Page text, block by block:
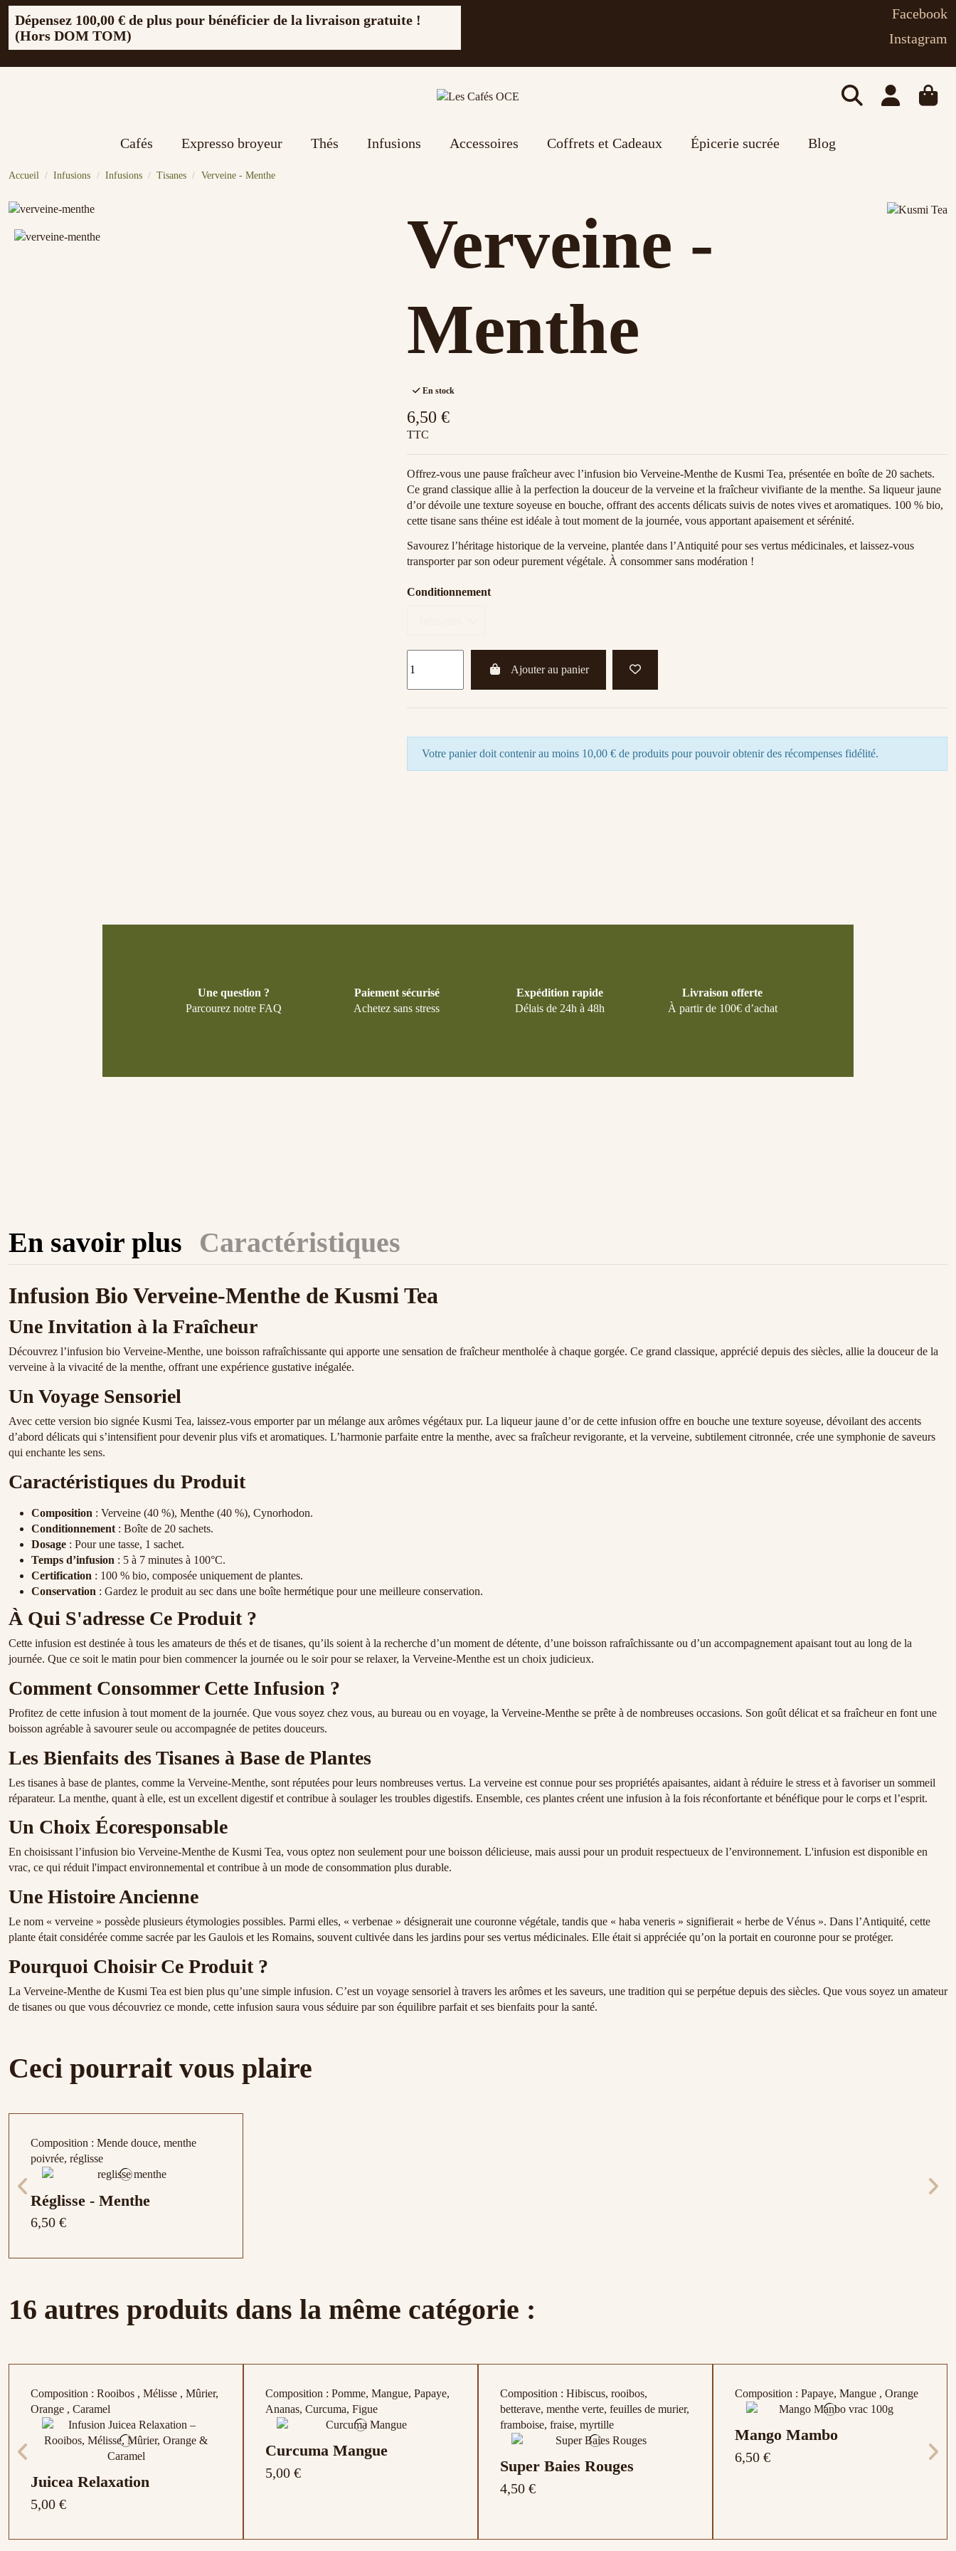
Dépensez 100,00 € de plus pour bénéficier de la livraison gratuite !
(Hors DOM TOM)
Facebook
Instagram
Cafés Expresso broyeur Thés Infusions Accessoires Coffrets et Cadeaux Épicerie sucrée Blog
Accueil Infusions Infusions Tisanes Verveine - Menthe
Verveine -
Menthe
En stock
6,50 €
TTC
Offrez-vous une pause fraîcheur avec l’infusion bio Verveine-Menthe de Kusmi Tea, présentée en boîte de 20 sachets.
Ce grand classique allie à la perfection la douceur de la verveine et la fraîcheur vivifiante de la menthe. Sa liqueur jaune
d’or dévoile une texture soyeuse en bouche, offrant des accents délicats suivis de notes vives et aromatiques. 100 % bio,
cette tisane sans théine est idéale à tout moment de la journée, vous apportant apaisement et sérénité.
Savourez l’héritage historique de la verveine, plantée dans l’Antiquité pour ses vertus médicinales, et laissez-vous
transporter par son odeur purement végétale. À consommer sans modération !
Conditionnement
Ajouter au panier
Votre panier doit contenir au moins 10,00 € de produits pour pouvoir obtenir des récompenses fidélité.
Une question ?
Parcourez notre FAQ
Paiement sécurisé
Achetez sans stress
Expédition rapide
Délais de 24h à 48h
Livraison offerte
À partir de 100€ d’achat
En savoir plus Caractéristiques
Infusion Bio Verveine-Menthe de Kusmi Tea
Une Invitation à la Fraîcheur
Découvrez l’infusion bio Verveine-Menthe, une boisson rafraîchissante qui apporte une sensation de fraîcheur mentholée à chaque gorgée. Ce grand classique, apprécié depuis des siècles, allie la douceur de la
verveine à la vivacité de la menthe, offrant une expérience gustative inégalée.
Un Voyage Sensoriel
Avec cette version bio signée Kusmi Tea, laissez-vous emporter par un mélange aux arômes végétaux pur. La liqueur jaune d’or de cette infusion offre en bouche une texture soyeuse, dévoilant des accents
d’abord délicats qui s’intensifient pour devenir plus vifs et aromatiques. L’harmonie parfaite entre la menthe, avec sa fraîcheur revigorante, et la verveine, subtilement citronnée, crée une symphonie de saveurs
qui enchante les sens.
Caractéristiques du Produit
Composition : Verveine (40 %), Menthe (40 %), Cynorhodon.
Conditionnement : Boîte de 20 sachets.
Dosage : Pour une tasse, 1 sachet.
Temps d’infusion : 5 à 7 minutes à 100°C.
Certification : 100 % bio, composée uniquement de plantes.
Conservation : Gardez le produit au sec dans une boîte hermétique pour une meilleure conservation.
À Qui S'adresse Ce Produit ?
Cette infusion est destinée à tous les amateurs de thés et de tisanes, qu’ils soient à la recherche d’un moment de détente, d’une boisson rafraîchissante ou d’un accompagnement apaisant tout au long de la
journée. Que ce soit le matin pour bien commencer la journée ou le soir pour se relaxer, la Verveine-Menthe est un choix judicieux.
Comment Consommer Cette Infusion ?
Profitez de cette infusion à tout moment de la journée. Que vous soyez chez vous, au bureau ou en voyage, la Verveine-Menthe se prête à de nombreuses occasions. Son goût délicat et sa fraîcheur en font une
boisson agréable à savourer seule ou accompagnée de petites douceurs.
Les Bienfaits des Tisanes à Base de Plantes
Les tisanes à base de plantes, comme la Verveine-Menthe, sont réputées pour leurs nombreuses vertus. La verveine est connue pour ses propriétés apaisantes, aidant à réduire le stress et à favoriser un sommeil
réparateur. La menthe, quant à elle, est un excellent digestif et contribue à soulager les troubles digestifs. Ensemble, ces plantes créent une infusion à la fois réconfortante et bénéfique pour le corps et l’esprit.
Un Choix Écoresponsable
En choisissant l’infusion bio Verveine-Menthe de Kusmi Tea, vous optez non seulement pour une boisson délicieuse, mais aussi pour un produit respectueux de l’environnement. L'infusion est disponible en
vrac, ce qui réduit l'impact environnemental et contribue à un mode de consommation plus durable.
Une Histoire Ancienne
Le nom « verveine » possède plusieurs étymologies possibles. Parmi elles, « verbenae » désignerait une couronne végétale, tandis que « haba veneris » signifierait « herbe de Vénus ». Dans l’Antiquité, cette
plante était considérée comme sacrée par les Gaulois et les Romains, souvent cultivée dans les jardins pour ses vertus médicinales. Elle était si appréciée qu’on la portait en couronne pour se protéger.
Pourquoi Choisir Ce Produit ?
La Verveine-Menthe de Kusmi Tea est bien plus qu’une simple infusion. C’est un voyage sensoriel à travers les arômes et les saveurs, une tradition qui se perpétue depuis des siècles. Que vous soyez un amateur
de tisanes ou que vous découvriez ce monde, cette infusion saura vous séduire par son équilibre parfait et ses bienfaits pour la santé.
Ceci pourrait vous plaire
Composition : Mende douce, menthe
poivrée, réglisse
Réglisse - Menthe
6,50 €
16 autres produits dans la même catégorie :
Composition : Rooibos , Mélisse , Mûrier,
Orange , Caramel
Juicea Relaxation
5,00 €
Composition : Pomme, Mangue, Papaye,
Ananas, Curcuma, Figue
Curcuma Mangue
5,00 €
Composition : Hibiscus, rooibos,
betterave, menthe verte, feuilles de murier,
framboise, fraise, myrtille
Super Baies Rouges
4,50 €
Composition : Papaye, Mangue , Orange
Mango Mambo
6,50 €